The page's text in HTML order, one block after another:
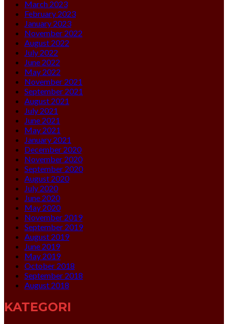
March 2023
February 2023
January 2023
November 2022
August 2022
July 2022
June 2022
May 2022
November 2021
September 2021
August 2021
July 2021
June 2021
May 2021
January 2021
December 2020
November 2020
September 2020
August 2020
July 2020
June 2020
May 2020
November 2019
September 2019
August 2019
June 2019
May 2019
October 2018
September 2018
August 2018
KATEGORI